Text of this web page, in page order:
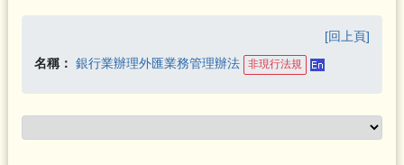
[回上頁]
名稱： 銀行業辦理外匯業務管理辦法 非現行法規